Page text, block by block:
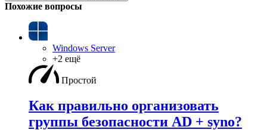
Похожие вопросы
Windows Server
+2 ещё
Простой
Как правильно организовать
группы безопасности AD + syno?